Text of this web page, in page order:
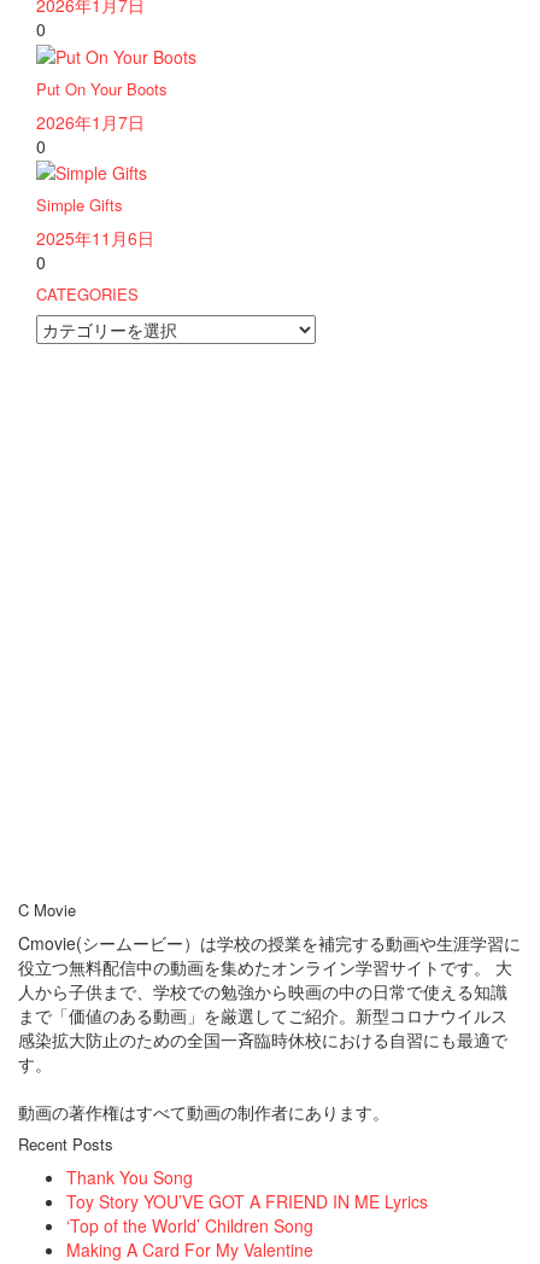
2026年1月7日
0
Put On Your Boots
2026年1月7日
0
Simple Gifts
2025年11月6日
0
CATEGORIES
CATEGORIES
C Movie
Cmovie(シームービー）は学校の授業を補完する動画や生涯学習に
役立つ無料配信中の動画を集めたオンライン学習サイトです。 大
人から子供まで、学校での勉強から映画の中の日常で使える知識
まで「価値のある動画」を厳選してご紹介。新型コロナウイルス
感染拡大防止のための全国一斉臨時休校における自習にも最適で
す。
動画の著作権はすべて動画の制作者にあります。
Recent Posts
Thank You Song
Toy Story YOU’VE GOT A FRIEND IN ME Lyrics
‘Top of the World’ Children Song
Making A Card For My Valentine